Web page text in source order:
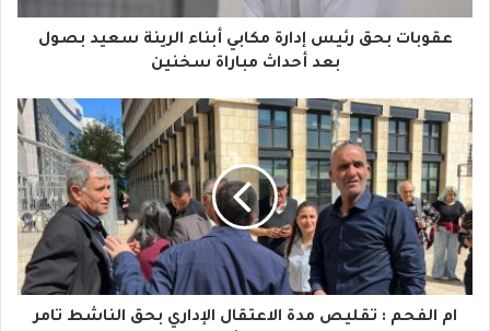
ا
إ
ل
ك
ت
ر
و
عقوبات بحق رئيس إدارة مكابي أبناء الرينة سعيد بصول
بعد أحداث مباراة سخنين
ام الفحم : تقليص مدة الاعتقال الإداري بحق الناشط تامر